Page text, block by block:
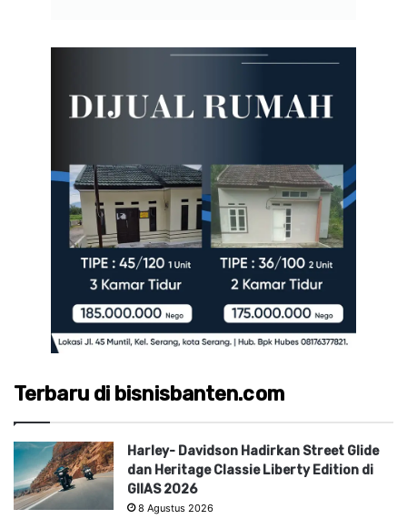
Terbaru di bisnisbanten.com
Harley- Davidson Hadirkan Street Glide
dan Heritage Classie Liberty Edition di
GIIAS 2026
8 Agustus 2026